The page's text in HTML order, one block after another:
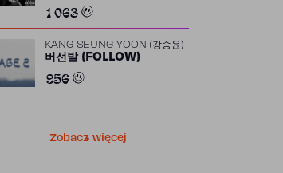
1 063
KANG SEUNG YOON (강승윤)
버선발 (FOLLOW)
956
Zobacz więcej